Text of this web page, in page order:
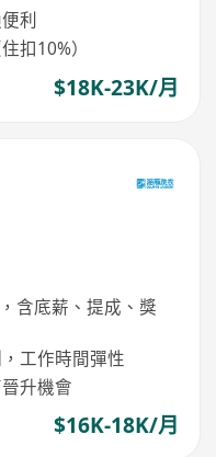
利
扣10%）
$18K-23K/月
含底薪、提成、獎
工作時間彈性
升機會
$16K-18K/月